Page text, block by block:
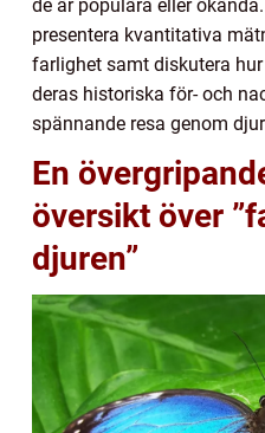
de är populära eller
presentera kvantitativa
farlighet samt diskutera
deras historiska för- och
spännande resa genom
En
översikt över
djuren”